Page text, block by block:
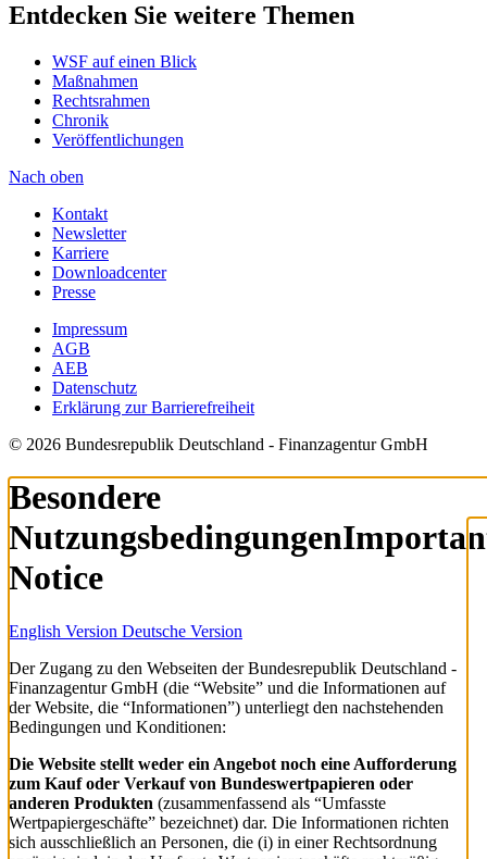
Entdecken Sie weitere Themen
WSF auf einen Blick
Maßnahmen
Rechtsrahmen
Chronik
Veröffentlichungen
Nach oben
Kontakt
Newsletter
Karriere
Downloadcenter
Presse
Impressum
AGB
AEB
Datenschutz
Erklärung zur Barrierefreiheit
© 2026 Bundesrepublik Deutschland - Finanzagentur GmbH
Besondere
Nutzungsbedingungen
Notice
English Version Deutsche Version
Der Zugang zu den Webseiten der Bundesrepublik Deutschland -
Finanzagentur GmbH (die “Website” und die Informationen auf
der Website, die “Informationen”) unterliegt den nachstehenden
Bedingungen und Konditionen:
Die Website stellt weder ein Angebot noch eine Aufforderung
zum Kauf oder Verkauf von Bundeswertpapieren oder
anderen Produkten (zusammenfassend als “Umfasste
Wertpapiergeschäfte” bezeichnet) dar. Die Informationen richten
sich ausschließlich an Personen, die (i) in einer Rechtsordnung